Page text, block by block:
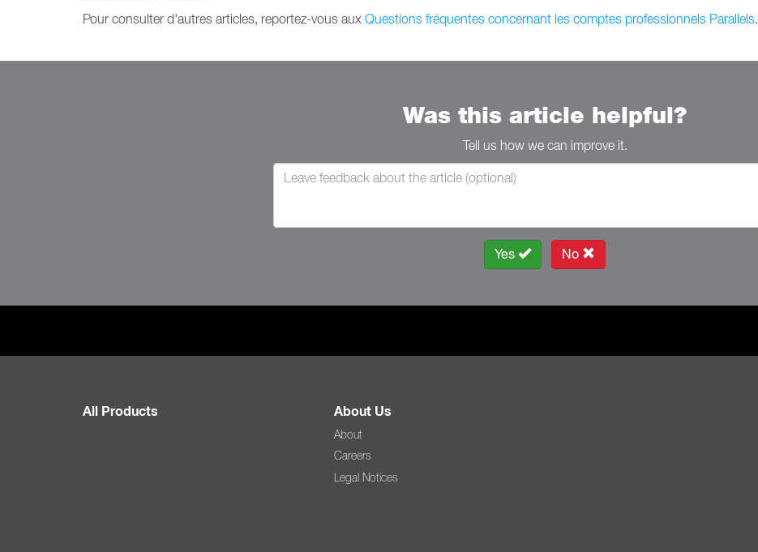
Pour consulter d'autres articles, reportez-vous aux Questions fréquentes concernant les comptes professionnels Parallels.
Was this article helpful?
Tell us how we can improve it.
Yes No
All Products About Us
About
Careers
Legal Notices